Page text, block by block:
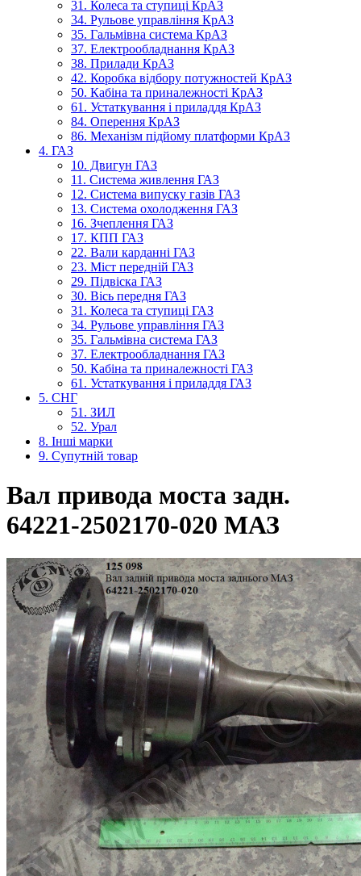
31. Колеса та ступиці КрАЗ
34. Рульове управління КрАЗ
35. Гальмівна система КрАЗ
37. Електрообладнання КрАЗ
38. Прилади КрАЗ
42. Коробка відбору потужностей КрАЗ
50. Кабіна та приналежності КрАЗ
61. Устаткування і приладдя КрАЗ
84. Оперення КрАЗ
86. Механізм підйому платформи КрАЗ
4. ГАЗ
10. Двигун ГАЗ
11. Система живлення ГАЗ
12. Система випуску газів ГАЗ
13. Система охолодження ГАЗ
16. Зчеплення ГАЗ
17. КПП ГАЗ
22. Вали карданні ГАЗ
23. Міст передній ГАЗ
29. Підвіска ГАЗ
30. Вісь передня ГАЗ
31. Колеса та ступиці ГАЗ
34. Рульове управління ГАЗ
35. Гальмівна система ГАЗ
37. Електрообладнання ГАЗ
50. Кабіна та приналежності ГАЗ
61. Устаткування і приладдя ГАЗ
5. СНГ
51. ЗИЛ
52. Урал
8. Інші марки
9. Супутній товар
Вал привода моста задн.
64221-2502170-020 МАЗ